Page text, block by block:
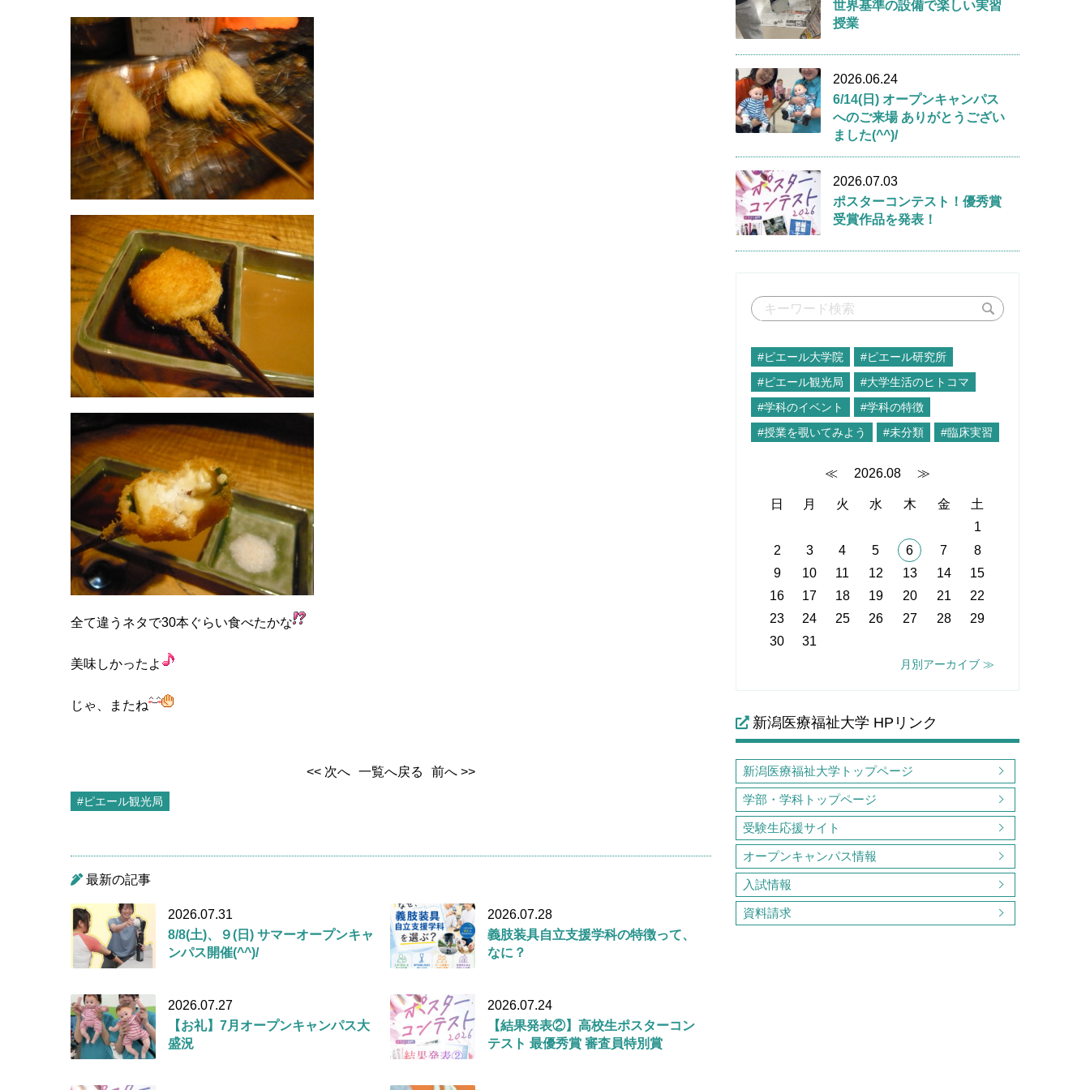
全て違うネタで30本ぐらい食べたかな
美味しかったよ
じゃ、またね
<< 次へ 一覧へ戻る 前へ >>
#ピエール観光局
最新の記事
2026.07.31
8/8(土)、９(日) サマーオープンキャ
ンパス開催(^^)/
2026.07.28
義肢装具自立支援学科の特徴って、
なに？
2026.07.27
【お礼】7月オープンキャンパス大
盛況
2026.07.24
【結果発表②】高校生ポスターコン
テスト 最優秀賞 審査員特別賞
世界基準の設備で楽しい実習
授業
2026.06.24
6/14(日) オープンキャンパス
へのご来場 ありがとうござい
ました(^^)/
2026.07.03
ポスターコンテスト！優秀賞
受賞作品を発表！
#ピエール大学院
#ピエール研究所
#ピエール観光局
#大学生活のヒトコマ
#学科のイベント
#学科の特徴
#授業を覗いてみよう
#未分類 #臨床実習
≪ 2026.08 ≫
日 月 火 水 木 金
土
1
2
3 4 5 6 7
8
9
10 11 12 13 14
15
16
17 18 19 20 21
22
23
24 25 26 27 28
29
30
31
月別アーカイブ ≫
新潟医療福祉大学 HPリンク
新潟医療福祉大学トップページ
学部・学科トップページ
受験生応援サイト
オープンキャンパス情報
入試情報
資料請求